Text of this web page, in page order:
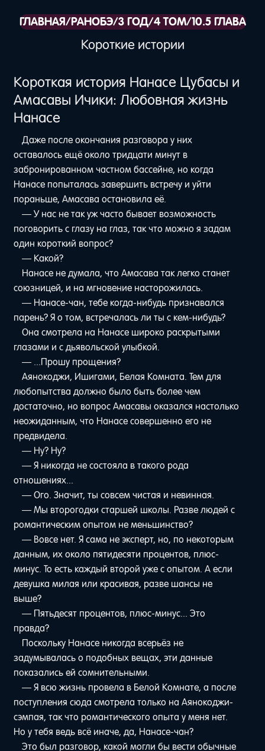
ГЛАВНАЯ/РАНОБЭ/3 ГОД/4 ТОМ/10.5 ГЛАВА
Короткие истории
Короткая история Нанасе Цубасы и
Амасавы Ичики: Любовная жизнь
Нанасе
Даже после окончания разговора у них
оставалось ещё около тридцати минут в
забронированном частном бассейне, но когда
Нанасе попыталась завершить встречу и уйти
пораньше, Амасава остановила её.
— У нас не так уж часто бывает возможность
поговорить с глазу на глаз, так что можно я задам
один короткий вопрос?
— Какой?
Нанасе не думала, что Амасава так легко станет
союзницей, и на мгновение насторожилась.
— Нанасе-чан, тебе когда-нибудь признавался
парень? Я о том, встречалась ли ты с кем-нибудь?
Она смотрела на Нанасе широко раскрытыми
глазами и с дьявольской улыбкой.
— ...Прошу прощения?
Аянокоджи, Ишигами, Белая Комната. Тем для
любопытства должно было быть более чем
достаточно, но вопрос Амасавы оказался настолько
неожиданным, что Нанасе совершенно его не
предвидела.
— Ну? Ну?
— Я никогда не состояла в такого рода
отношениях...
— Ого. Значит, ты совсем чистая и невинная.
— Мы второгодки старшей школы. Разве людей с
романтическим опытом не меньшинство?
— Вовсе нет. Я сама не эксперт, но, по некоторым
данным, их около пятидесяти процентов, плюс-
минус. То есть каждый второй уже с опытом. А если
девушка милая или красивая, разве шансы не
выше?
— Пятьдесят процентов, плюс-минус... Это
правда?
Поскольку Нанасе никогда всерьёз не
задумывалась о подобных вещах, эти данные
показались ей сомнительными.
— Я всю жизнь провела в Белой Комнате, а после
поступления сюда смотрела только на Аянокоджи-
сэмпая, так что романтического опыта у меня нет.
Но у тебя ведь всё иначе, да, Нанасе-чан?
Это был разговор, какой могли бы вести обычные